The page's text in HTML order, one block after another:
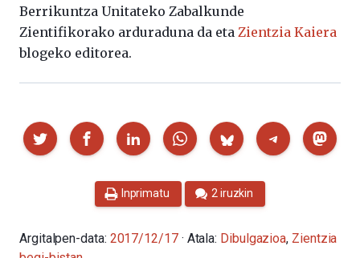
Berrikuntza Unitateko Zabalkunde
Zientifikorako arduraduna da eta Zientzia Kaiera
blogeko editorea.
Partekatu
Inprimatu 2 iruzkin
Argitalpen-data: 2017/12/17 · Atala: Dibulgazioa, Zientzia